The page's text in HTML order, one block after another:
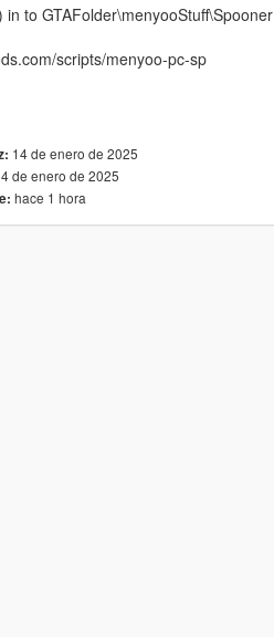
to GTAFolder\menyooStuff\Spooner
scripts/menyoo-pc-sp
14 de enero de 2025
de enero de 2025
hace 1 hora